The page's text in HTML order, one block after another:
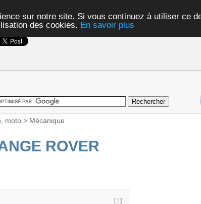
sur notre site. Si vous continuez à utiliser ce
des cookies. En savoir plus
moto> Mécanique
ROVER
[ ! ]